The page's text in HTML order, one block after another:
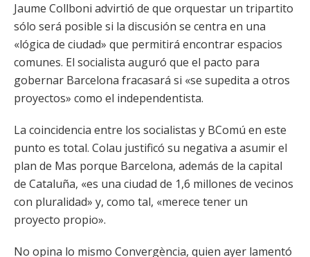
Jaume Collboni advirtió de que orquestar un tripartito
sólo será posible si la discusión se centra en una
«lógica de ciudad» que permitirá encontrar espacios
comunes. El socialista auguró que el pacto para
gobernar Barcelona fracasará si «se supedita a otros
proyectos» como el independentista.
La coincidencia entre los socialistas y BComú en este
punto es total. Colau justificó su negativa a asumir el
plan de Mas porque Barcelona, además de la capital
de Cataluña, «es una ciudad de 1,6 millones de vecinos
con pluralidad» y, como tal, «merece tener un
proyecto propio».
No opina lo mismo Convergència, quien ayer lamentó